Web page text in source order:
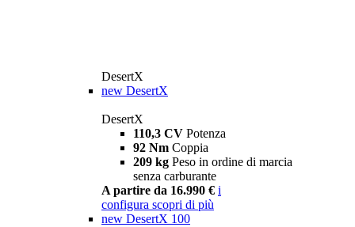
DesertX
new DesertX
DesertX
110,3 CV Potenza
92 Nm Coppia
209 kg Peso in ordine di marcia
senza carburante
A partire da 16.990 € i
configura scopri di più
new DesertX 100